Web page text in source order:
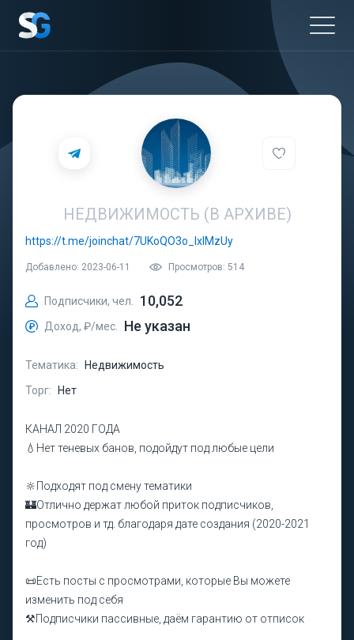
НЕДВИЖИМОСТЬ (В АРХИВЕ)
https://t.me/joinchat/7UKoQO3o_lxlMzUy
Добавлено: 2023-06-11 Просмотров: 514
Подписчики, чел. 10,052
Доход, ₽/мес. Не указан
Тематика:
Недвижимость
Торг:
Нет
КАНАЛ 2020 ГОДА
💧Нет теневых банов, подойдут под любые цели
🔆Подходят под смену тематики
🏰Отлично держат любой приток подписчиков,
просмотров и тд. благодаря дате создания (2020-2021
год)
📜Есть посты с просмотрами, которые Вы можете
изменить под себя
⚒️Подписчики пассивные, даём гарантию от отписок